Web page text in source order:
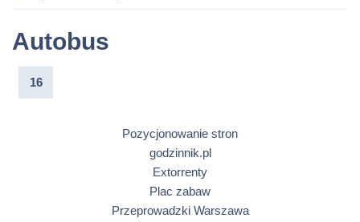
Autobus
16
Pozycjonowanie stron
godzinnik.pl
Extorrenty
Plac zabaw
Przeprowadzki Warszawa